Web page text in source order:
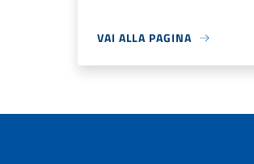
VAI ALLA PAGINA